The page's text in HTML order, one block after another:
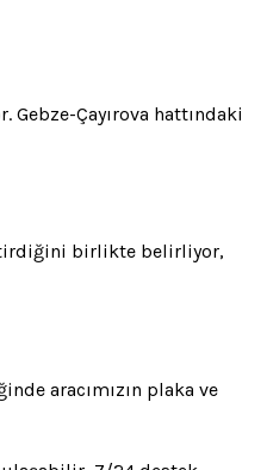
Çayırova hattındaki
birlikte belirliyor,
aracımızın plaka ve